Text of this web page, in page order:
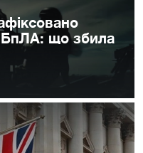
БпЛА: що збила